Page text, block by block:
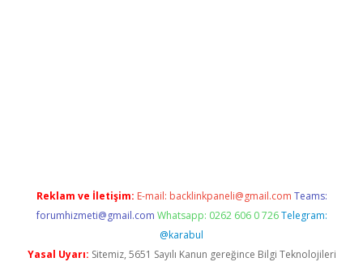
Reklam ve İletişim: E-mail: backlinkpaneli@gmail.com Teams:
forumhizmeti@gmail.com Whatsapp: 0262 606 0 726 Telegram:
@karabul
Yasal Uyarı: Sitemiz, 5651 Sayılı Kanun gereğince Bilgi Teknolojileri